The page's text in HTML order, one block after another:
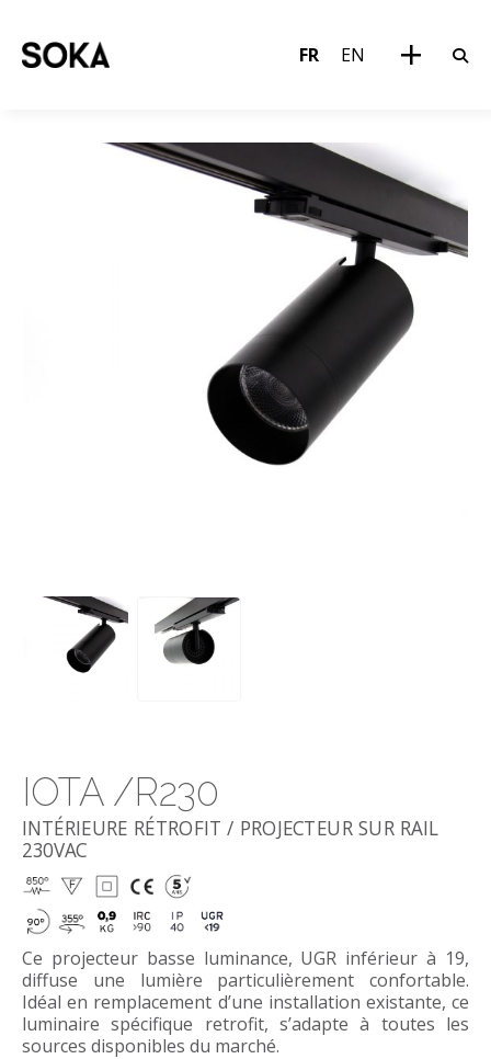
FR EN
IOTA /R230
INTÉRIEURE RÉTROFIT / PROJECTEUR SUR RAIL
230VAC
Ce projecteur basse luminance, UGR inférieur à 19,
diffuse une lumière particulièrement confortable.
Idéal en remplacement d’une installation existante, ce
luminaire spécifique retrofit, s’adapte à toutes les
sources disponibles du marché.